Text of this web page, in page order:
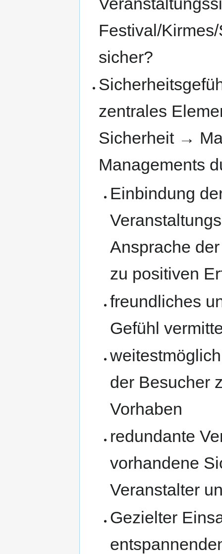
Festival/
sicher?
zentrales
Sicherheit →
Managements
Einbindung
Ansprache
zu positiven
freundliches
Gefühl
der Besucher
Vorhaben
redundante
vorhandene
Veranstalter
Gezielter